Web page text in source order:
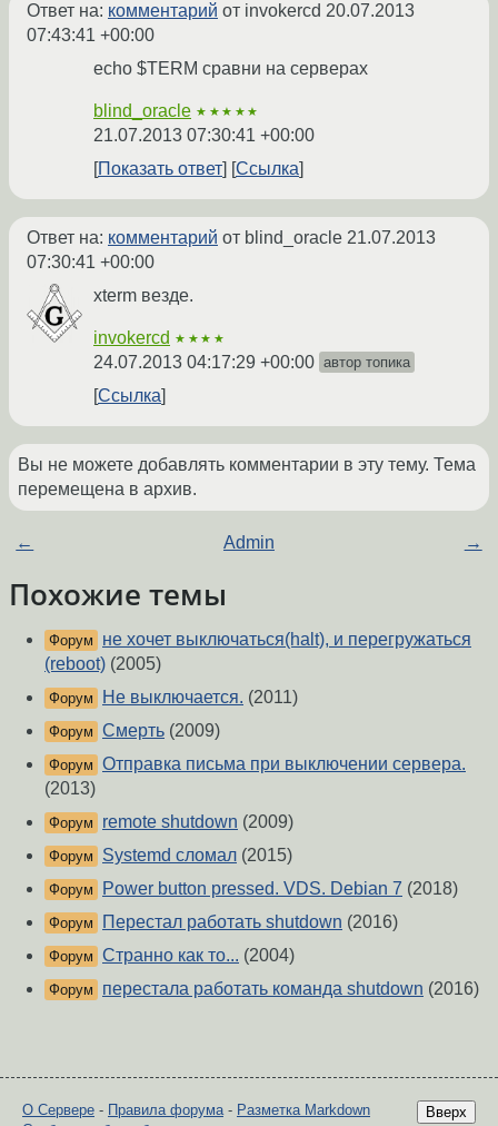
Ответ на: комментарий от invokercd 20.07.2013
07:43:41 +00:00
echo $TERM сравни на серверах
blind_oracle ★★★★★
21.07.2013 07:30:41 +00:00
Показать ответ
Ссылка
Ответ на: комментарий от blind_oracle 21.07.2013
07:30:41 +00:00
xterm везде.
invokercd ★★★★
24.07.2013 04:17:29 +00:00 автор топика
Ссылка
Вы не можете добавлять комментарии в эту тему. Тема
перемещена в архив.
← Admin →
Похожие темы
Форум
не хочет выключаться(halt), и перегружаться
(reboot) (2005)
Форум Не выключается. (2011)
Форум Смерть (2009)
Форум Отправка письма при выключении сервера.
(2013)
Форум remote shutdown (2009)
Форум Systemd сломал (2015)
Форум Power button pressed. VDS. Debian 7 (2018)
Форум Перестал работать shutdown (2016)
Форум Странно как то... (2004)
Форум перестала работать команда shutdown (2016)
Вверх
О Сервере - Правила форума - Разметка Markdown